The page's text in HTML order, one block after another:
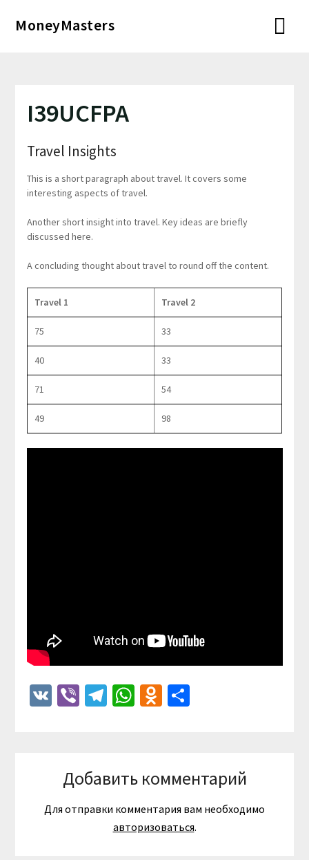
MoneyMasters
I39UCFPA
Travel Insights
This is a short paragraph about travel. It covers some
interesting aspects of travel.
Another short insight into travel. Key ideas are briefly
discussed here.
A concluding thought about travel to round off the content.
Travel 1 Travel 2
75 33
40 33
71 54
49 98
VKViberTelegram
WhatsApp
Odnoklassniki
Отправить
Добавить комментарий
Для отправки комментария вам необходимо
авторизоваться.